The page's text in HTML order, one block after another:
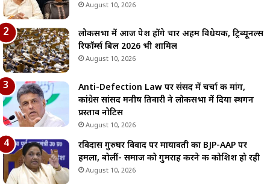
August 10, 2026
लोकसभा में आज पेश होंगे चार अहम विधेयक, ट्रिब्यूनल्स
रिफॉर्म्स बिल 2026 भी शामिल
August 10, 2026
Anti-Defection Law पर संसद में चर्चा की मांग,
कांग्रेस सांसद मनीष तिवारी ने लोकसभा में दिया स्थगन
प्रस्ताव नोटिस
August 10, 2026
रविदास गुरुघर विवाद पर मायावती का BJP-AAP पर
हमला, बोलीं- समाज को गुमराह करने की कोशिश हो रही
August 10, 2026